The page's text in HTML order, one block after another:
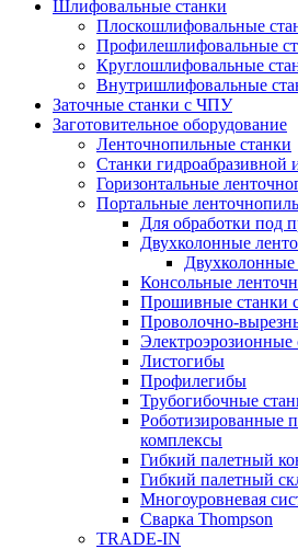
Шлифовальные станки
Плоскошлифовальные
Профилешлифовальные
Круглошлифовальные
Внутришлифовальные
Заточные станки с ЧПУ
Заготовительное оборудование
Ленточнопильные станки
Станки гидроабразивной
Горизонтальные
Портальные
Для обработки под
Двухколонные
Консольные
Прошивные станки
Проволочно-
Электроэрозионные
Листогибы
Профилегибы
Трубогибочные
Роботизированные
комплексы
Гибкий палетный
Гибкий палетный
Многоуровневая
Сварка Thompson
TRADE-IN